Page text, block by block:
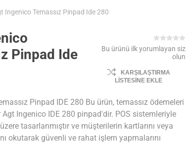
Ingenico Temassız Pinpad Ide 280
Pinpad Ide
Bu ürünü ilk yorumlayan siz
olun
KARŞILAŞTIRMA
LISTESINE EKLE
Pinpad IDE 280 Bu ürün, temassız ödemeleri
Ingenico IDE 280 pinpad'dir. POS sistemleriyle
tasarlanmıştır ve müşterilerin kartlarını veya
okutarak güvenli ve rahat işlem yapmalarını